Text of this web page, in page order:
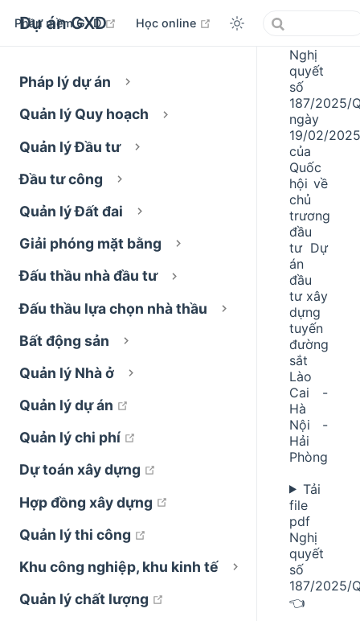
Dự án GXD
Phần mềm GXD open in new window
Học online open in new window
Pháp lý dự án
Quản lý Quy hoạch
Quản lý Đầu tư
Đầu tư công
Quản lý Đất đai
Giải phóng mặt bằng
Đấu thầu nhà đầu tư
Đấu thầu lựa chọn nhà thầu
Bất động sản
Quản lý Nhà ở
Quản lý dự án
Quản lý chi phí
Dự toán xây dựng
Hợp đồng xây dựng
open in new window
Quản lý thi công
Khu công nghiệp, khu kinh tế
Quản lý chất lượng
open in new window
Nghị
quyết
số
187/2025/
ngày
19/02/2025
của
Quốc
hội về
chủ
trương
đầu
tư Dự
án
đầu
tư xây
dựng
tuyến
đường
sắt
Lào
Cai -
Hà
Nội -
Hải
Phòng
Tải
file
pdf
Nghị
quyết
số
187/2025/
👈